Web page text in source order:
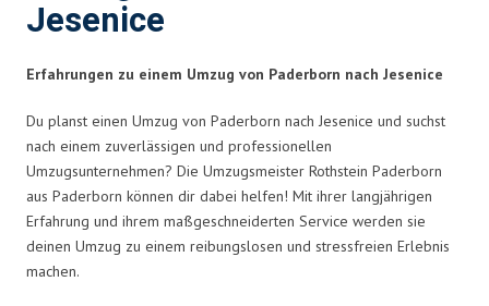
Jesenice
Erfahrungen zu einem Umzug von Paderborn nach Jesenice
Du planst einen Umzug von Paderborn nach Jesenice und suchst
nach einem zuverlässigen und professionellen
Umzugsunternehmen? Die Umzugsmeister Rothstein Paderborn
aus Paderborn können dir dabei helfen! Mit ihrer langjährigen
Erfahrung und ihrem maßgeschneiderten Service werden sie
deinen Umzug zu einem reibungslosen und stressfreien Erlebnis
machen.